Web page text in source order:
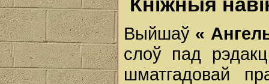
Выйшаў «
слоў пад
шматгадовай